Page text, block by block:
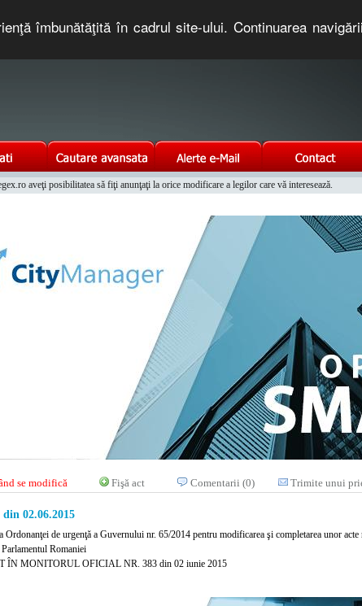
îmbunătăţită în cadrul site-ului. Continuarea
aveţi posibilitatea să fiţi anunţaţi la orice modificare a legilor care vă interesează.
se modifică Fişă act Comentarii (0) Trimite unui
din 02.06.2015
Ordonanţei de urgenţă a Guvernului nr. 65/2014 pentru modificarea şi completarea unor acte
Romaniei
ÎN MONITORUL OFICIAL NR. 383 din 02 iunie 2015